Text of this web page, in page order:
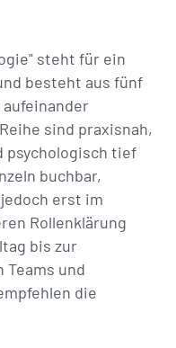
steht für ein
besteht aus fünf
sind praxisnah,
psychologisch tief
buchbar,
erst im
Rollenklärung
bis zur
Teams und
die